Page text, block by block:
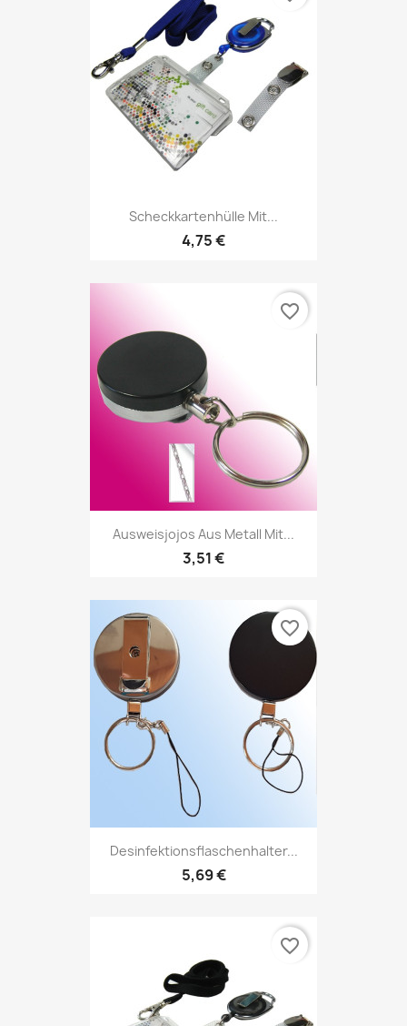
Scheckkartenhülle Mit...
4,75 €
Ausweisjojos Aus Metall Mit...
3,51 €
favorite_border
Desinfektionsflaschenhalter...
5,69 €
favorite_border
favorite_border